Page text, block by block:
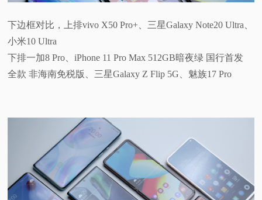
下边框对比，上排vivo X50 Pro+、三星Galaxy Note20 Ultra、
小米10 Ultra
下排一加8 Pro、iPhone 11 Pro Max 512GB暗夜绿 国行首发
全款 非海南免税版、三星Galaxy Z Flip 5G、魅族17 Pro